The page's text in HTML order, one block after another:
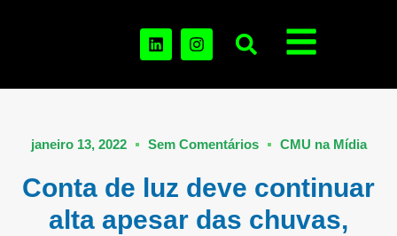
janeiro 13, 2022 Sem Comentários CMU na Mídia
Conta de luz deve continuar
alta apesar das chuvas,